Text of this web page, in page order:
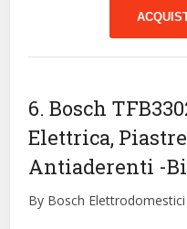
6. Bosch
Elettrica,
Antiaderenti -
By Bosch Elettrodomestici